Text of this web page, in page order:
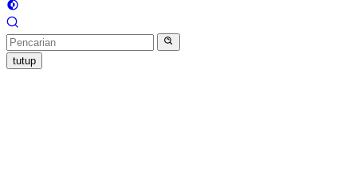
tutup